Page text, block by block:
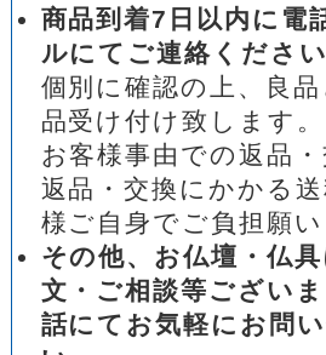
商品到着7日以内に電
ルにてご連絡ください
個別に確認の上、良
品受け付け致します。
お客様事由での返品・
返品・交換にかかる
様ご自身でご負担願い
その他、お仏壇・仏
文・ご相談等ござい
話にてお気軽にお問